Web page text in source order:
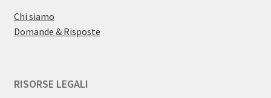
Chi siamo
Domande & Risposte
RISORSE LEGALI